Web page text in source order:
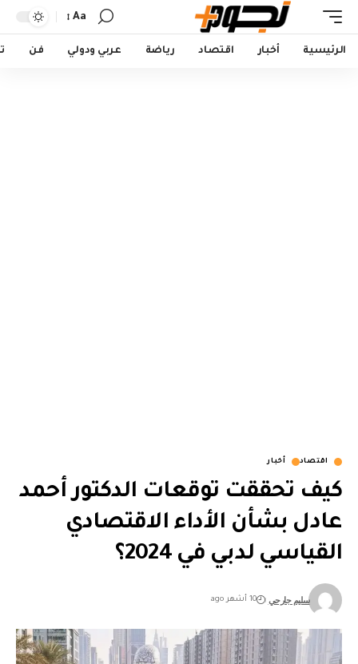
Resizer
Aa
الرئيسية أخبار اقتصاد رياضة عربي ودولي فن
اقتصاد أخبار
كيف تحققت توقعات الدكتور أحمد
عادل بشأن الأداء الاقتصادي
القياسي لدبي في 2024؟
سليم جارحي 10 أشهر ago